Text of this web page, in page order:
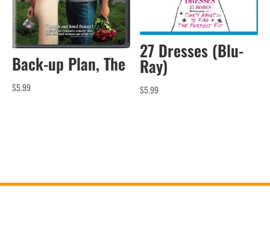
Back-up Plan, The
$5.99
27 Dresses (Blu-
Ray)
$5.99